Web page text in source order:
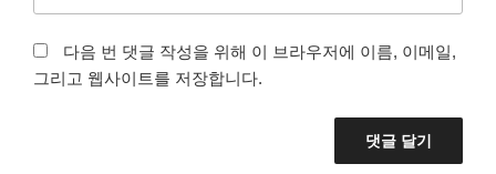
다음 번 댓글 작성을 위해 이 브라우저에 이름, 이메일,
그리고 웹사이트를 저장합니다.